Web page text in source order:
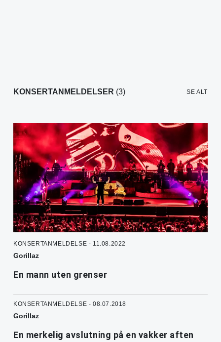
KONSERTANMELDELSER (3) SE ALT
KONSERTANMELDELSE - 11.08.2022
Gorillaz
En mann uten grenser
KONSERTANMELDELSE - 08.07.2018
Gorillaz
En merkelig avslutning på en vakker aften